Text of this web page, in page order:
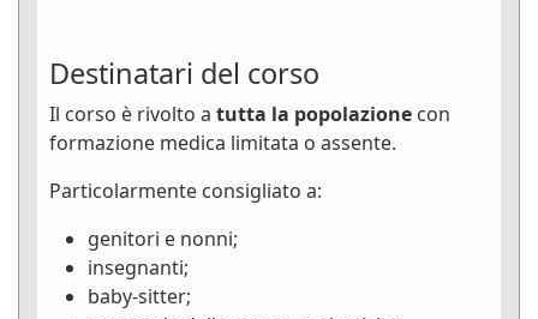
Destinatari del corso
Il corso è rivolto a tutta la popolazione con
formazione medica limitata o assente.
Particolarmente consigliato a:
genitori e nonni;
insegnanti;
baby-sitter;